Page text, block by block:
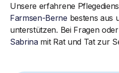
Unsere erfahrene
Farmsen-Berne bestens aus
unterstützen. Bei Fragen
Sabrinamit Rat und Tat zur